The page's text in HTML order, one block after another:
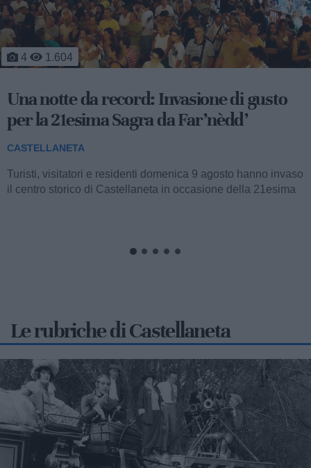
1 1.135
Il mattino dopo l'inferno: fiamme a
ridosso delle case, 7 ore di battaglia
contro il fuoco
CASTELLANETA
Proseguono anche stamane le operazioni di spegnimento e
Le rubriche di Castellaneta